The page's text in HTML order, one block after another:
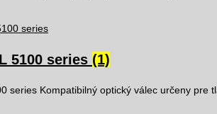
5100 series (1)
series Kompatibilný optický válec určeny